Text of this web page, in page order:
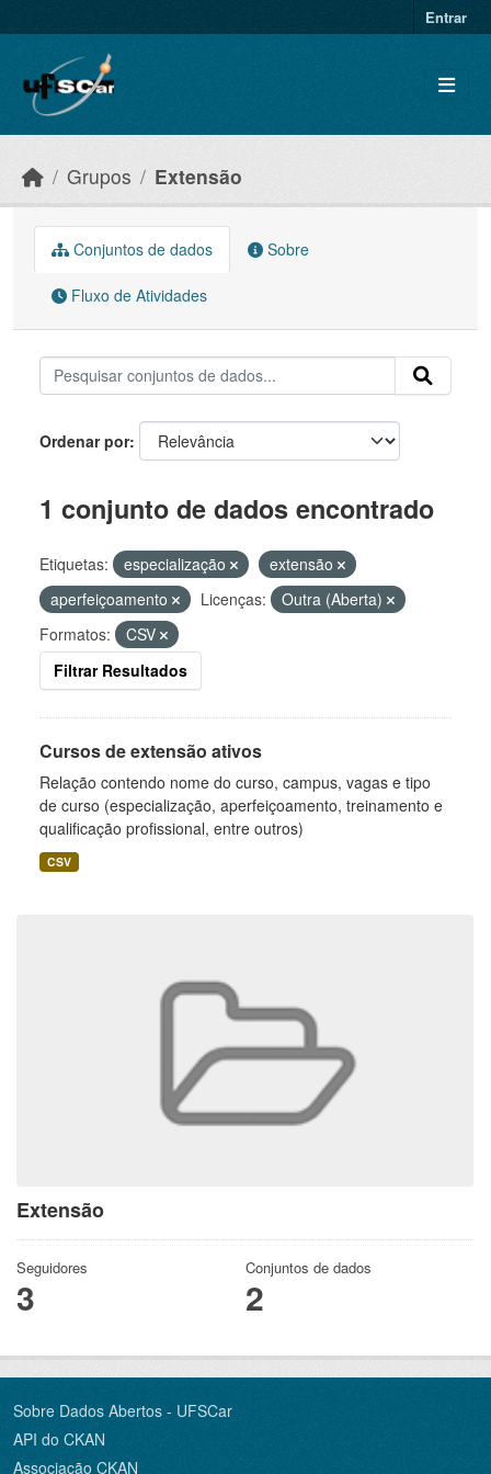
Entrar
Grupos Extensão
Extensão
Seguidores
3
Conjuntos de dados
2
Conjuntos de dados Sobre
Fluxo de Atividades
Ordenar por
1 conjunto de dados encontrado
Etiquetas: especialização
extensão
aperfeiçoamento
Licenças:
Outra (Aberta)
Formatos:
CSV
Filtrar Resultados
Cursos de extensão ativos
Relação contendo nome do curso, campus, vagas e tipo
de curso (especialização, aperfeiçoamento, treinamento e
qualificação profissional, entre outros)
CSV
Sobre Dados Abertos - UFSCar
API do CKAN
Associação CKAN